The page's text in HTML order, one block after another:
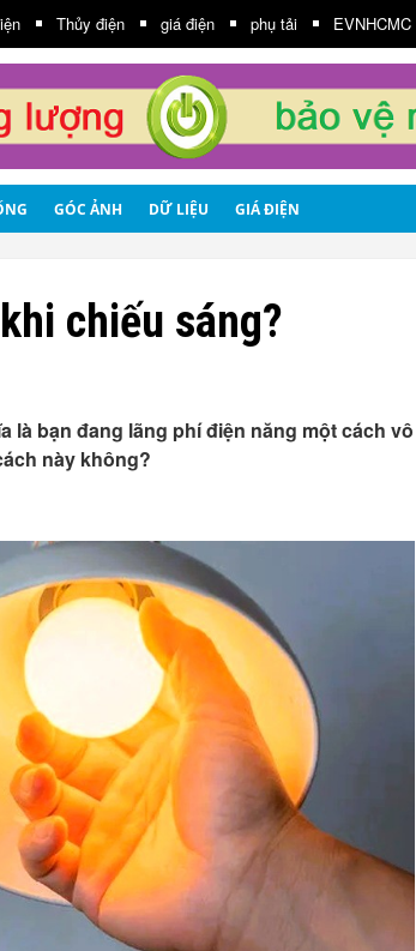
Thủy điện giá điện phụ tải EVNHCMC
GÓC ẢNH DỮ LIỆU GIÁ ĐIỆN
chiếu sáng?
bạn đang lãng phí điện năng một cách vô
này không?